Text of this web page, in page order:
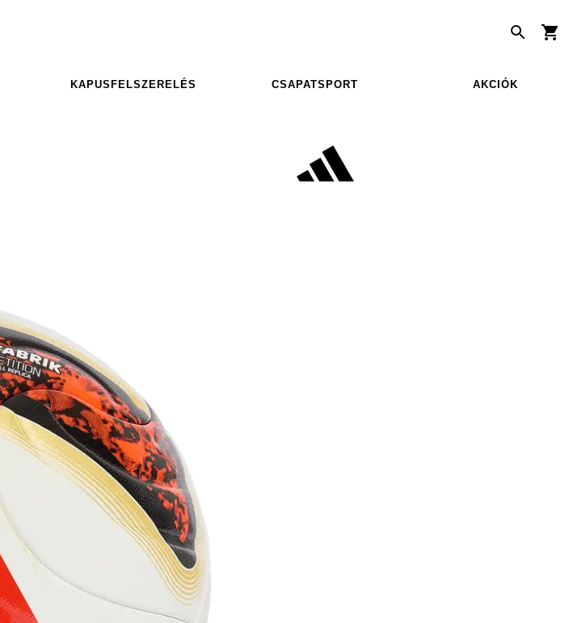
KAPUSFELSZERELÉS CSAPATSPORT AKCIÓK